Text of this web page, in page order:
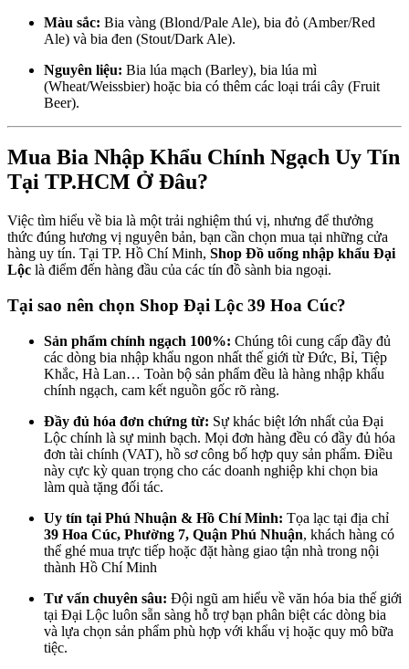
Màu sắc: Bia vàng (Blond/Pale Ale), bia đỏ (Amber/Red
Ale) và bia đen (Stout/Dark Ale).
Nguyên liệu: Bia lúa mạch (Barley), bia lúa mì
(Wheat/Weissbier) hoặc bia có thêm các loại trái cây (Fruit
Beer).
Mua Bia Nhập Khẩu Chính Ngạch Uy Tín
Tại TP.HCM Ở Đâu?
Việc tìm hiểu về bia là một trải nghiệm thú vị, nhưng để thưởng
thức đúng hương vị nguyên bản, bạn cần chọn mua tại những cửa
hàng uy tín. Tại TP. Hồ Chí Minh, Shop Đồ uống nhập khẩu Đại
Lộc là điểm đến hàng đầu của các tín đồ sành bia ngoại.
Tại sao nên chọn Shop Đại Lộc 39 Hoa Cúc?
Sản phẩm chính ngạch 100%: Chúng tôi cung cấp đầy đủ
các dòng bia nhập khẩu ngon nhất thế giới từ Đức, Bỉ, Tiệp
Khắc, Hà Lan… Toàn bộ sản phẩm đều là hàng nhập khẩu
chính ngạch, cam kết nguồn gốc rõ ràng.
Đầy đủ hóa đơn chứng từ: Sự khác biệt lớn nhất của Đại
Lộc chính là sự minh bạch. Mọi đơn hàng đều có đầy đủ hóa
đơn tài chính (VAT), hồ sơ công bố hợp quy sản phẩm. Điều
này cực kỳ quan trọng cho các doanh nghiệp khi chọn bia
làm quà tặng đối tác.
Uy tín tại Phú Nhuận & Hồ Chí Minh: Tọa lạc tại địa chỉ
39 Hoa Cúc, Phường 7, Quận Phú Nhuận, khách hàng có
thể ghé mua trực tiếp hoặc đặt hàng giao tận nhà trong nội
thành Hồ Chí Minh
Tư vấn chuyên sâu: Đội ngũ am hiểu về văn hóa bia thế giới
tại Đại Lộc luôn sẵn sàng hỗ trợ bạn phân biệt các dòng bia
và lựa chọn sản phẩm phù hợp với khẩu vị hoặc quy mô bữa
tiệc.